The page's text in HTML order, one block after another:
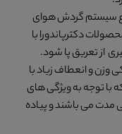
سیستم گردش هوای
دکترپاندورا با
از تعریق پا شود.
و انعطاف زیاد با
توجه به ویژگی های
می باشند و پیاده